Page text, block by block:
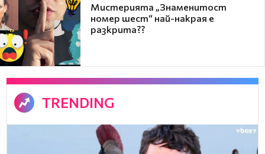
TRENDING
Мистерията „Знаменитост
номер шест“ най-накрая е
разкрита??